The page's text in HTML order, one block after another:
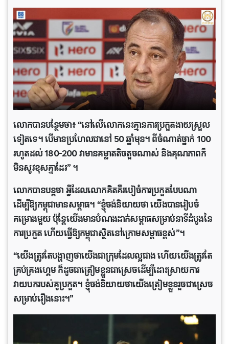
លោកបានបន្ថែមថា៖ “នៅ​លើ​លោកនេះ​គ្មានការ​ប្រកួតងាយស្រួល
ទៀតទេ។ បើមាន​ប្រហែលជានៅ 50 ឆ្នាំមុន។ ពីចំណាត់​ថ្នាក់ 100
រហូតដល់ 180-200 វាមានគម្លាតតិចតួចណាស់ និងគុណភាពក៏
មិនសូវខុសគ្នាដែរ” ។
លោក​បាន​បន្ត​ថា អ្វី​ដែល​លោក​គិត​គឺ​របៀ​ចំ​ការ​ប្រកួតបែបណា
ដើម្បីឱ្យ​កម្ពុជាមានសម្ពាធ។ “ខ្ញុំចង់និយាយថា យើងបានរៀបចំ
គម្រោងមួយ ប៉ុន្តែយើងមានបំណងដាក់សម្ពាធសម្រាប់នាទីដំបូងនៃ
ការប្រកួត ហើយធ្វើឱ្យកម្ពុជាស្ថិតនៅក្រោមសម្ពាធខ្ពស់”។
“យើងត្រូវតែបង្ហាញថាយើងជាក្រុមដែលល្អ​ជាង ហើយយើងត្រូវតែ
គ្រប់គ្រងហ្គេម ក៏ដូចជាត្រៀមខ្លួនជាស្រេចដើម្បីដោះស្រាយការ
វាយបករបស់​គូប្រកួត។ ខ្ញុំចង់និយាយថាយើងត្រៀមខ្លួនរួចជាស្រេច
សម្រាប់រឿងនោះ។”